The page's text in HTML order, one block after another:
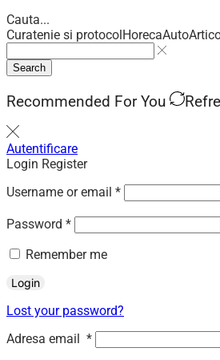
Cauta...
Curatenie si protocolHorecaAuto
Search
Recommended For You
Autentificare
Login Register
Username or email *Required
Password *Required
Remember me
Login
Lost your password?
Adresa email *